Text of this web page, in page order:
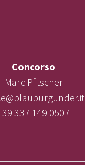
Concorso
Marc Pfitscher
337 149 0507